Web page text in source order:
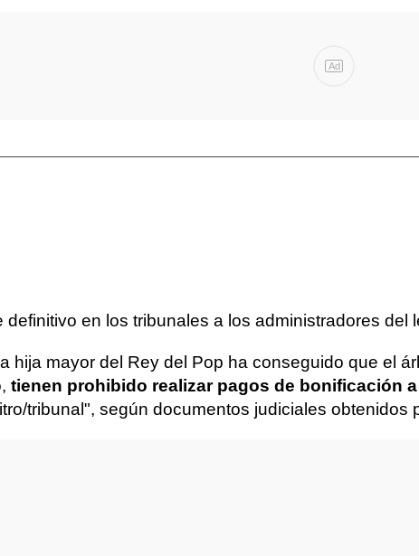
Ad
definitivo en los tribunales a los administradores
hija mayor del Rey del Pop ha conseguido que el
tienen prohibido realizar pagos de bonificación
tribunal", según documentos judiciales obtenidos